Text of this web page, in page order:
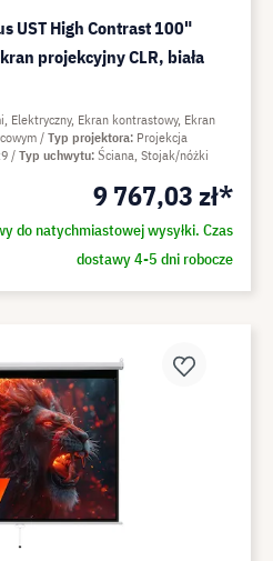
UST High Contrast 100"
projekcyjny CLR, biała
9 767,03 zł*
do natychmiastowej wysyłki. Czas
dostawy 4-5 dni robocze
Elektryczny, Ekran kontrastowy, Ekran
Typ projektora Projekcja
Typ uchwytu Ściana, Stojak/nóżki